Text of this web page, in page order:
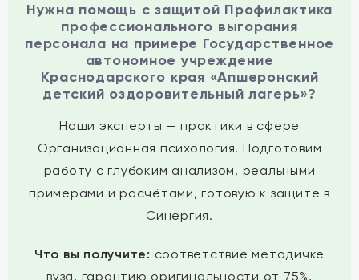
Нужна помощь с защитой Профилактика
профессионального выгорания
персонала на примере Государственное
автономное учреждение
Краснодарского края «Апшеронский
детский оздоровительный лагерь»?
Наши эксперты — практики в сфере
Организационная психология. Подготовим
работу с глубоким анализом, реальными
примерами и расчётами, готовую к защите в
Синергия.
Что вы получите: соответствие методичке
вуза, гарантию оригинальности от 75%,